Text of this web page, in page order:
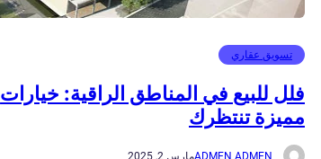
تسويق عقاري
فلل للبيع في المناطق الراقية: خيارات
مميزة تنتظرك